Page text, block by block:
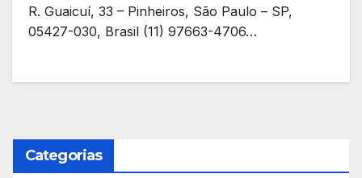
R. Guaicuí, 33 – Pinheiros, São Paulo – SP,
05427-030, Brasil (11) 97663-4706…
Categorias